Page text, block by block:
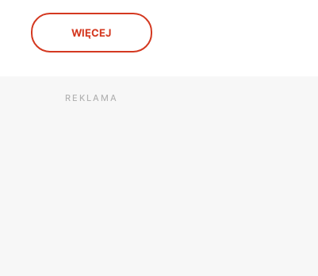
2A
Carrefour Express
Warszawa, ul. Ludwika Waryńskiego 26
LU2
Carrefour Express
WIĘCEJ
REKLAMA